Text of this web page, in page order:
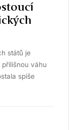
států je
váhu
spíše